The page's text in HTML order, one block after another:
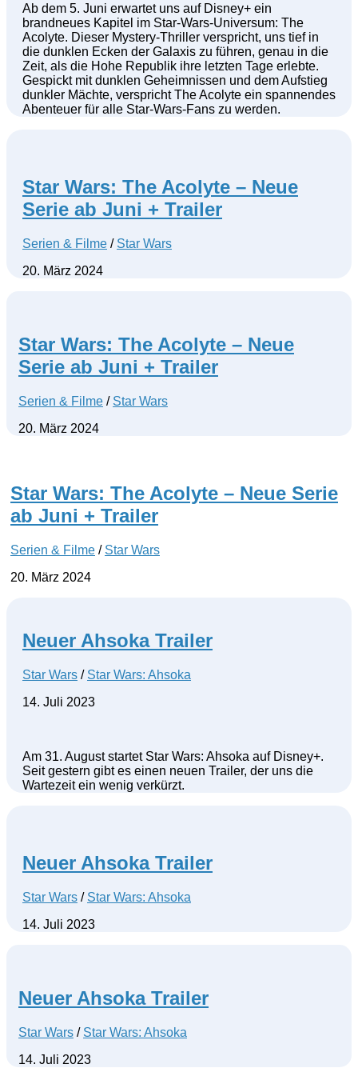
Ab dem 5. Juni erwartet uns auf Disney+ ein
brandneues Kapitel im Star-Wars-Universum: The
Acolyte. Dieser Mystery-Thriller verspricht, uns tief in
die dunklen Ecken der Galaxis zu führen, genau in die
Zeit, als die Hohe Republik ihre letzten Tage erlebte.
Gespickt mit dunklen Geheimnissen und dem Aufstieg
dunkler Mächte, verspricht The Acolyte ein spannendes
Abenteuer für alle Star-Wars-Fans zu werden.
Star Wars: The Acolyte – Neue
Serie ab Juni + Trailer
Serien & Filme / Star Wars
20. März 2024
Star Wars: The Acolyte – Neue
Serie ab Juni + Trailer
Serien & Filme / Star Wars
20. März 2024
Star Wars: The Acolyte – Neue Serie
ab Juni + Trailer
Serien & Filme / Star Wars
20. März 2024
Neuer Ahsoka Trailer
Star Wars / Star Wars: Ahsoka
14. Juli 2023
Am 31. August startet Star Wars: Ahsoka auf Disney+.
Seit gestern gibt es einen neuen Trailer, der uns die
Wartezeit ein wenig verkürzt.
Neuer Ahsoka Trailer
Star Wars / Star Wars: Ahsoka
14. Juli 2023
Neuer Ahsoka Trailer
Star Wars / Star Wars: Ahsoka
14. Juli 2023